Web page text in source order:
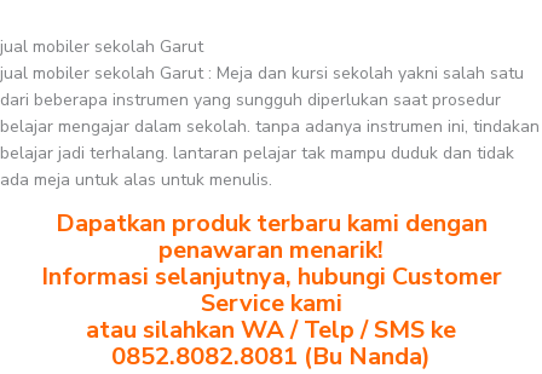
jual mobiler sekolah Garut
jual mobiler sekolah Garut : Meja dan kursi sekolah yakni salah satu
dari beberapa instrumen yang sungguh diperlukan saat prosedur
belajar mengajar dalam sekolah. tanpa adanya instrumen ini, tindakan
belajar jadi terhalang. lantaran pelajar tak mampu duduk dan tidak
ada meja untuk alas untuk menulis.
Dapatkan produk terbaru kami dengan
penawaran menarik!
Informasi selanjutnya, hubungi Customer
Service kami
atau silahkan WA / Telp / SMS ke
0852.8082.8081 (Bu Nanda)